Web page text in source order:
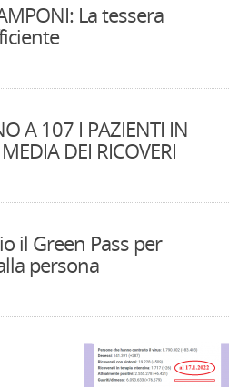
La tessera
A 107 I PAZIENTI IN
DEI RICOVERI
il Green Pass per
persona